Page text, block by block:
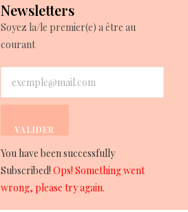
Newsletters
Soyez la/le premier(e) a être au
courant
VALIDER
You have been successfully
Subscribed! Ops! Something went
wrong, please try again.